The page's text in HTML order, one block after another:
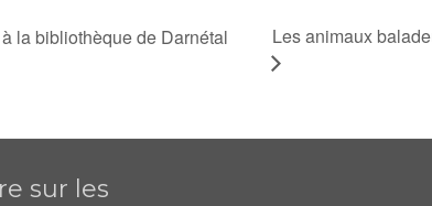
la bibliothèque de Darnétal
Les animaux
sur les